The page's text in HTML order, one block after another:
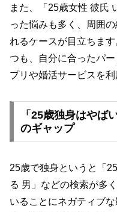
また、「25歳女性 彼氏
った悩みも多く、周囲
れるケースが目立ちま
つも、自分に合ったパ
プリや婚活サービスを
「25歳独身はやば
のギャップ
25歳で独身というと「
る 男」などの検索が多
いることにネガティブ